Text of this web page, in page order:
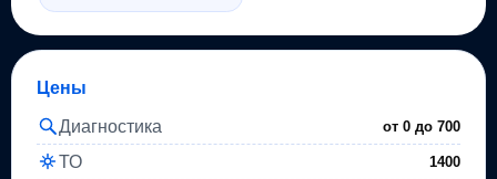
Цены
Диагностика
от 0 до700
ТО 1400